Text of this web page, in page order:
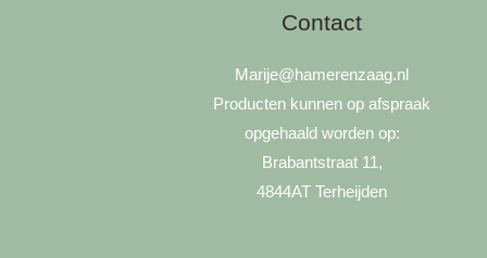
Contact
Marije@hamerenzaag.nl
Producten kunnen op afspraak
opgehaald worden op:
Brabantstraat 11,
4844AT Terheijden